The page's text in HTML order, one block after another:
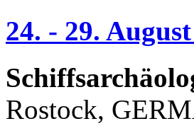
24. - 29.
Rostock,